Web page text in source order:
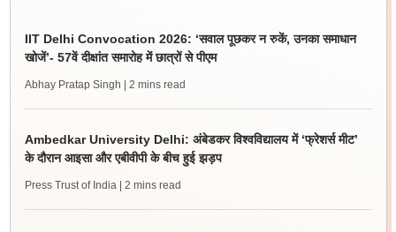
IIT Delhi Convocation 2026: ‘सवाल पूछकर न रुकें, उनका समाधान
खोजें’- 57वें दीक्षांत समारोह में छात्रों से पीएम
Abhay Pratap Singh | 2 mins read
Ambedkar University Delhi: अंबेडकर विश्वविद्यालय में ‘फ्रेशर्स मीट’
के दौरान आइसा और एबीवीपी के बीच हुई झड़प
Press Trust of India | 2 mins read